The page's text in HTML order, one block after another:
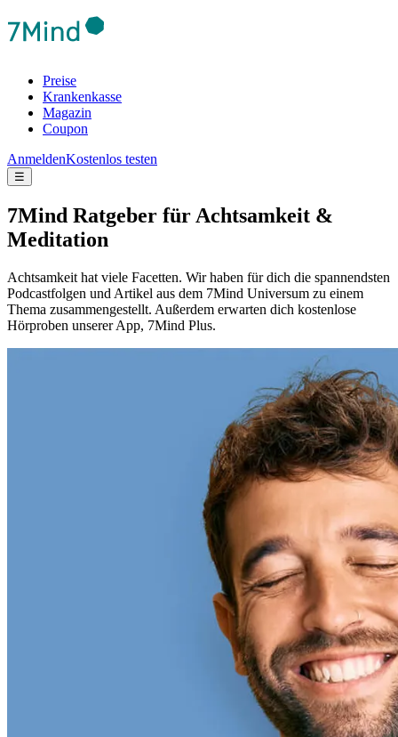
Preise
Krankenkasse
Magazin
Coupon
AnmeldenKostenlos testen
☰
7Mind Ratgeber für Achtsamkeit &
Meditation
Achtsamkeit hat viele Facetten. Wir haben für dich die spannendsten
Podcastfolgen und Artikel aus dem 7Mind Universum zu einem
Thema zusammengestellt. Außerdem erwarten dich kostenlose
Hörproben unserer App, 7Mind Plus.